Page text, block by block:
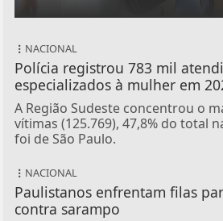
NACIONAL
Polícia registrou 783 mil
especializados à mulher em
A Região Sudeste concentrou o
vítimas (125.769), 47,8% do total
foi de São Paulo.
NACIONAL
Paulistanos enfrentam filas
contra sarampo